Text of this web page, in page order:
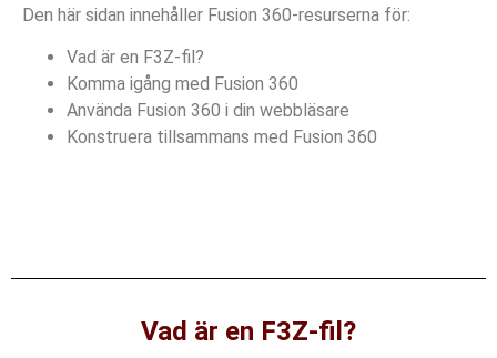
Den här sidan innehåller Fusion 360-resurserna för:
Vad är en F3Z-fil?
Komma igång med Fusion 360
Använda Fusion 360 i din webbläsare
Konstruera tillsammans med Fusion 360
Vad är en F3Z-fil?